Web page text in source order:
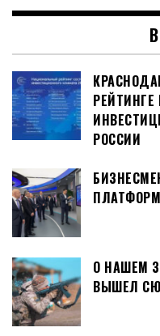
РОССИИ
О НАШЕМ
ВЫШЕЛ